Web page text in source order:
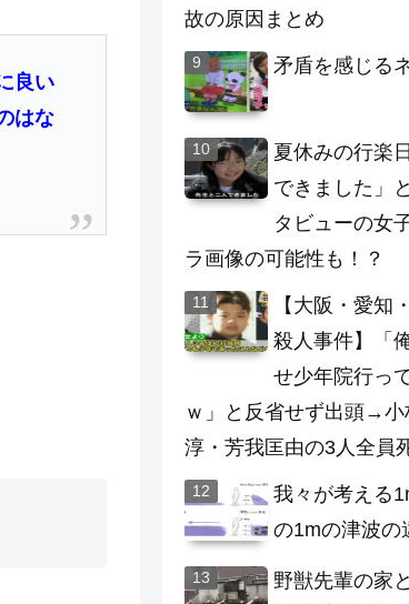
良い
はな
故の原因まとめ
矛盾を感じる
夏休みの行楽
できました」
タビューの女
ラ画像の可能性も！？
【大阪・愛知
殺人事件】「
せ少年院行っ
ｗ」と反省せず出頭→小
淳・芳我匡由の3人全員
我々が考える
の1mの津波の
野獣先輩の家